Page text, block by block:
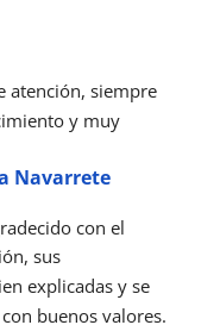
atención, siempre
y muy
Navarrete
con el
sus
explicadas y se
buenos valores.